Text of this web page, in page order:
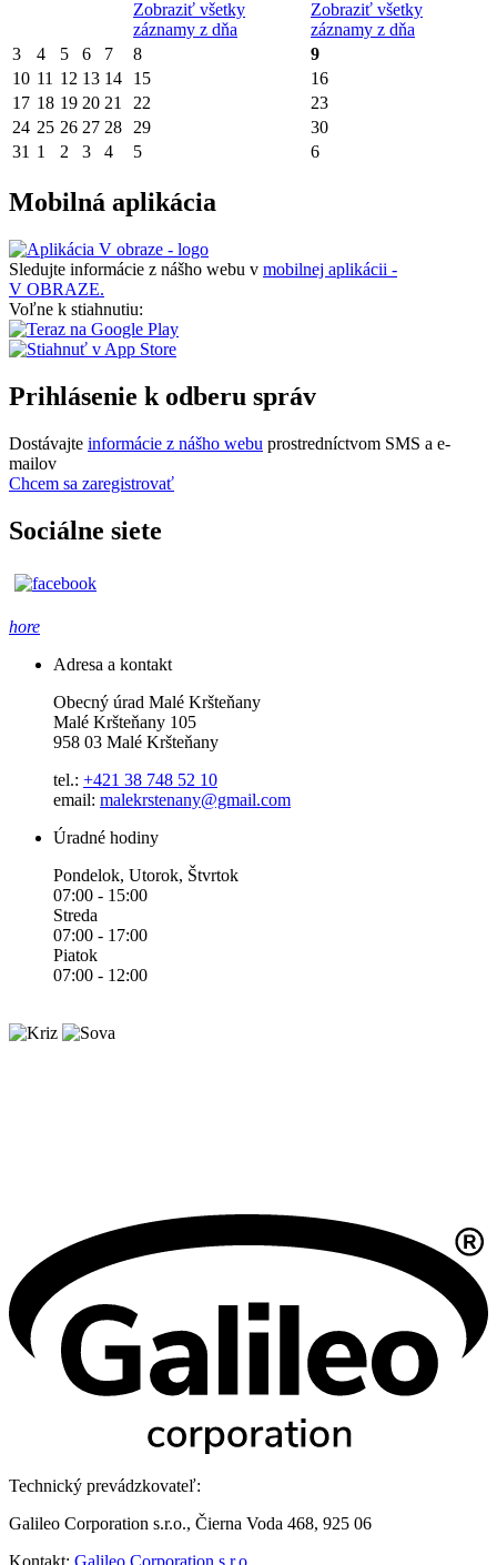
Zobraziť všetky
záznamy z dňa
Zobraziť všetky
záznamy z dňa
3
4 5 6 7 8
9
10 11 12 13 14 15
16
17 18 19 20 21 22
23
24 25 26 27 28 29
30
31 1 2 3 4 5 6
Mobilná aplikácia
Sledujte informácie z nášho webu v mobilnej aplikácii -
V OBRAZE.
Voľne k stiahnutiu:
Prihlásenie k odberu správ
Dostávajte informácie z nášho webu prostredníctvom SMS a e-
mailov
Chcem sa zaregistrovať
Sociálne siete
hore
Adresa a kontakt
Obecný úrad Malé Kršteňany
Malé Kršteňany 105
958 03 Malé Kršteňany
tel.: +421 38 748 52 10
email: malekrstenany@gmail.com
Úradné hodiny
Pondelok, Utorok, Štvrtok
07:00 - 15:00
Streda
07:00 - 17:00
Piatok
07:00 - 12:00
Technický prevádzkovateľ:
Galileo Corporation s.r.o., Čierna Voda 468, 925 06
Kontakt: Galileo Corporation s.r.o.